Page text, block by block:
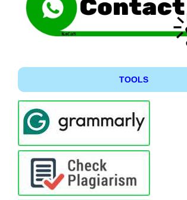
TOOLS